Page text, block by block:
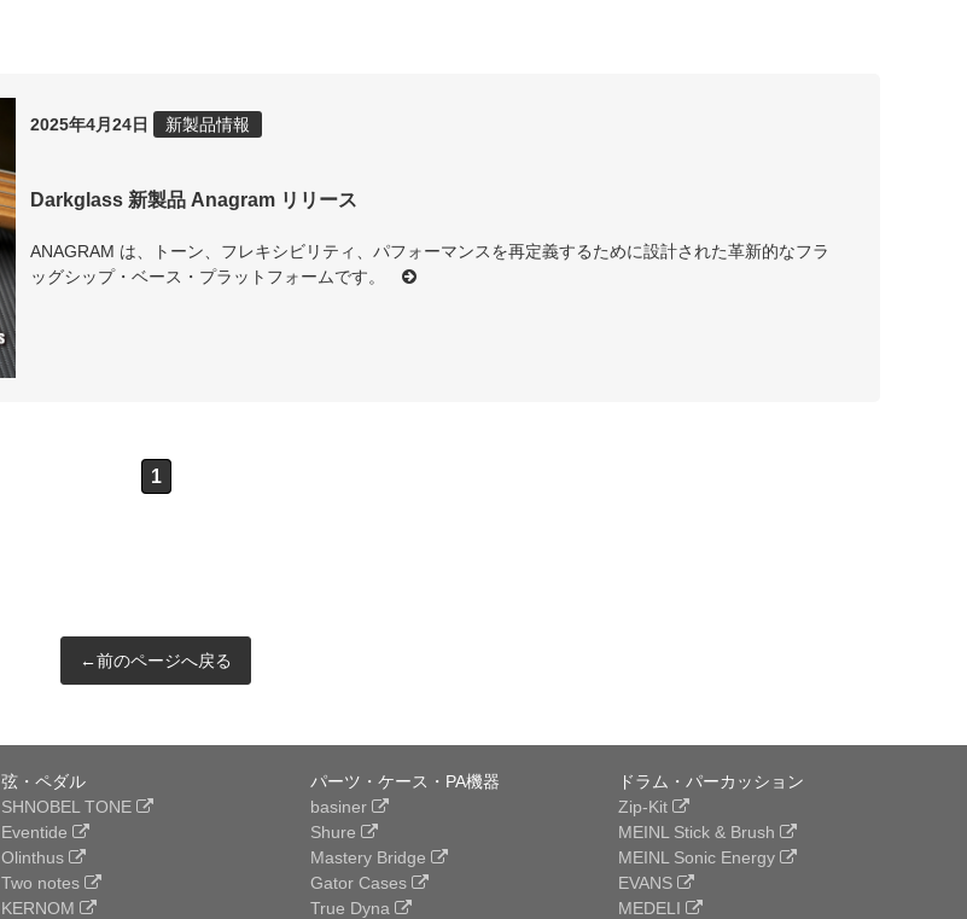
2025年4月24日 新製品情報
Darkglass 新製品 Anagram リリース
ANAGRAM は、トーン、フレキシビリティ、パフォーマンスを再定義するために設計された革新的なフラ
ッグシップ・ベース・プラットフォームです。
1
←前のページへ戻る
弦・ペダル
SHNOBEL TONE
Eventide
Olinthus
Two notes
KERNOM
パーツ・ケース・PA機器
basiner
Shure
Mastery Bridge
Gator Cases
True Dyna
ドラム・パーカッション
Zip-Kit
MEINL Stick & Brush
MEINL Sonic Energy
EVANS
MEDELI